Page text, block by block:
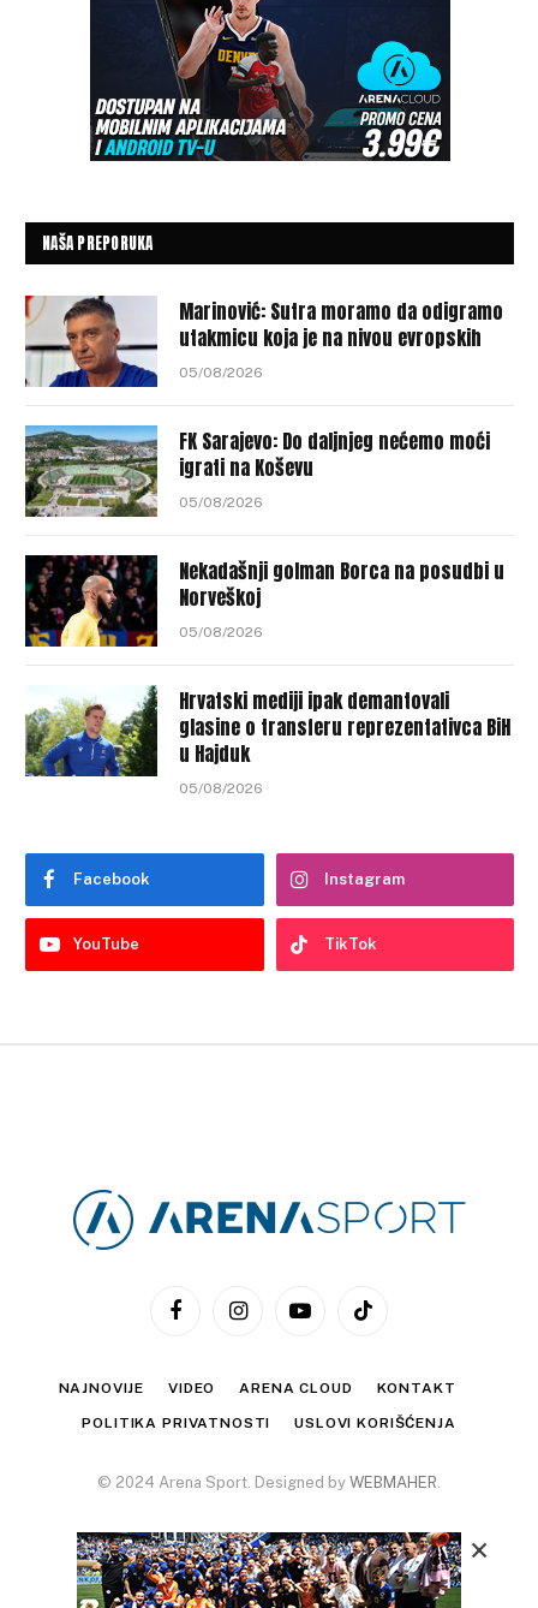
NAŠA PREPORUKA
Marinović: Sutra moramo da odigramo
utakmicu koja je na nivou evropskih
05/08/2026
FK Sarajevo: Do daljnjeg nećemo moći
igrati na Koševu
05/08/2026
Nekadašnji golman Borca na posudbi u
Norveškoj
05/08/2026
Hrvatski mediji ipak demantovali
glasine o transferu reprezentativca BiH
u Hajduk
05/08/2026
Facebook Instagram
YouTube TikTok
FacebookInstagramYouTubeTikTok
NAJNOVIJE VIDEO ARENA CLOUD KONTAKT
POLITIKA PRIVATNOSTI USLOVI KORIŠĆENJA
© 2024 Arena Sport. Designed by WEBMAHER.
×